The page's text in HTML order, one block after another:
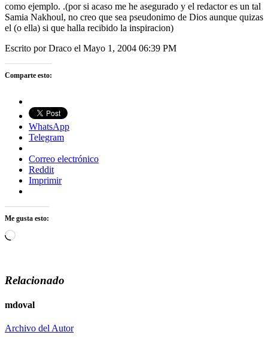
como ejemplo. .(por si acaso me he asegurado y el redactor es un tal
Samia Nakhoul, no creo que sea pseudonimo de Dios aunque quizas
el (o ella) si que halla recibido la inspiracion)
Escrito por Draco el Mayo 1, 2004 06:39 PM
Comparte esto:
WhatsApp
Telegram
Correo electrónico
Reddit
Imprimir
Me gusta esto:
Cargando...
Relacionado
mdoval
Archivo del Autor